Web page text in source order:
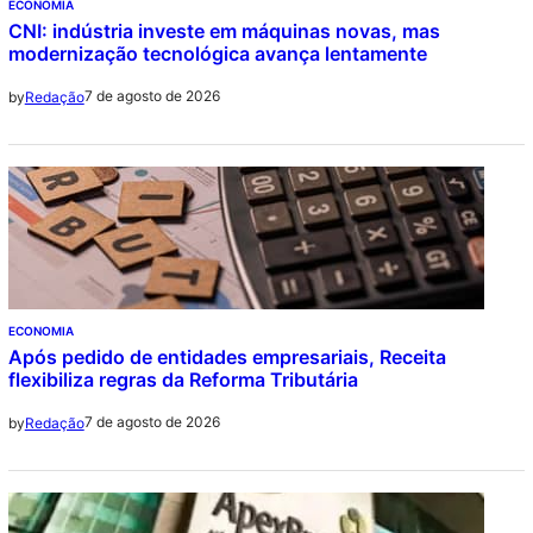
ECONOMIA
CNI: indústria investe em máquinas novas, mas
modernização tecnológica avança lentamente
byRedação7 de agosto de 2026
ECONOMIA
Após pedido de entidades empresariais, Receita
flexibiliza regras da Reforma Tributária
byRedação7 de agosto de 2026